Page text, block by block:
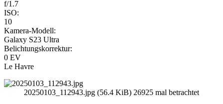
f/1.7
ISO:
10
Kamera-Modell:
Galaxy S23 Ultra
Belichtungskorrektur:
0 EV
Le Havre
20250103_112943.jpg (56.4 KiB) 26925 mal betrachtet